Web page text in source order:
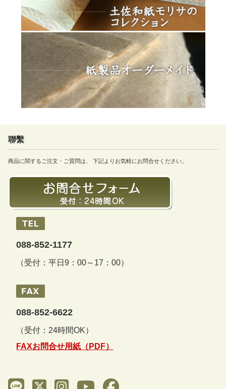
聯繫
商品に関するご注文・ご質問は、 下記よりお気軽にお問合せください。
088-852-1177
（受付：平日9：00～17：00）
088-852-6622
（受付：24時間OK）
FAXお問合せ用紙（PDF）